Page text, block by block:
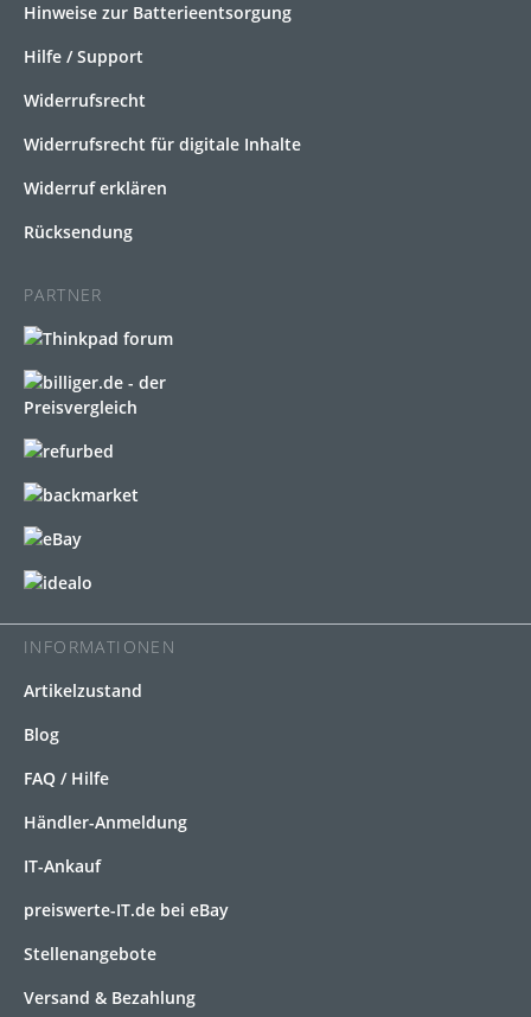
Hinweise zur Batterieentsorgung
Hilfe / Support
Widerrufsrecht
Widerrufsrecht für digitale Inhalte
Widerruf erklären
Rücksendung
PARTNER
INFORMATIONEN
Artikelzustand
Blog
FAQ / Hilfe
Händler-Anmeldung
IT-Ankauf
preiswerte-IT.de bei eBay
Stellenangebote
Versand & Bezahlung